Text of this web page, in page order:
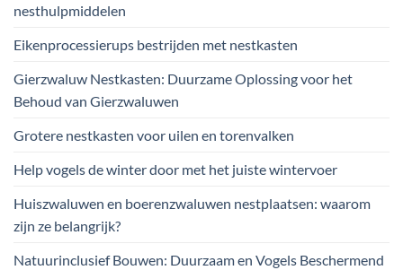
nesthulpmiddelen
Eikenprocessierups bestrijden met nestkasten
Gierzwaluw Nestkasten: Duurzame Oplossing voor het
Behoud van Gierzwaluwen
Grotere nestkasten voor uilen en torenvalken
Help vogels de winter door met het juiste wintervoer
Huiszwaluwen en boerenzwaluwen nestplaatsen: waarom
zijn ze belangrijk?
Natuurinclusief Bouwen: Duurzaam en Vogels Beschermend